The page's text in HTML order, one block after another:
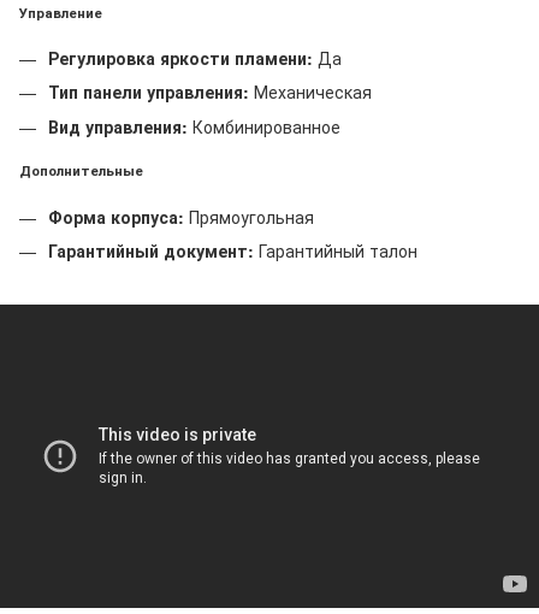
Управление
Регулировка яркости пламени: Да
Тип панели управления: Механическая
Вид управления: Комбинированное
Дополнительные
Форма корпуса: Прямоугольная
Гарантийный документ: Гарантийный талон